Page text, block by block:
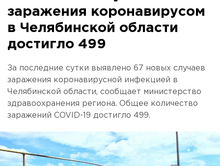
заражения коронавирусом
в Челябинской области
достигло 499
За последние сутки выявлено 67 новых случаев
заражения коронавирусной инфекцией в
Челябинской области, сообщает министерство
здравоохранения региона. Общее количество
заражений COVID-19 достигло 499.